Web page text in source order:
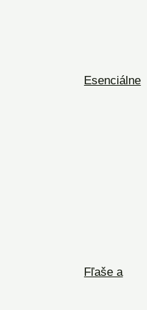
Esenciálne
Fľaše a